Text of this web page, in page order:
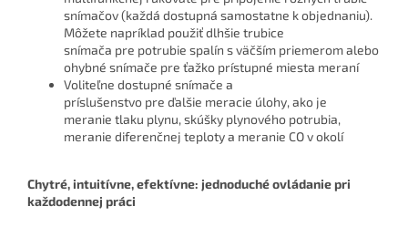
snímačov (každá dostupná samostatne k objednaniu).
Môžete napríklad použiť dlhšie trubice
snímača pre potrubie spalín s väčším priemerom alebo
ohybné snímače pre ťažko prístupné miesta meraní
Voliteľne dostupné snímače a
príslušenstvo pre ďalšie meracie úlohy, ako je
meranie tlaku plynu, skúšky plynového potrubia,
meranie diferenčnej teploty a meranie CO v okolí
Chytré, intuitívne, efektívne: jednoduché ovládanie pri
každodennej práci